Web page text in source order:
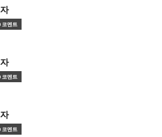
코멘트
코멘트
코멘트